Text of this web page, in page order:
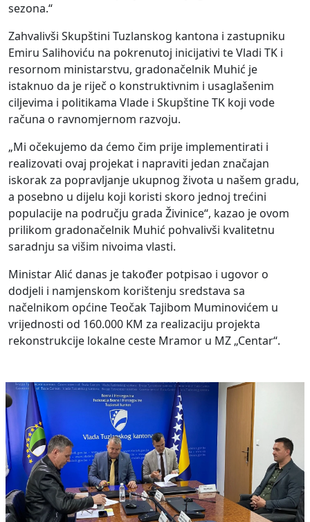
sezona.“
Zahvalivši Skupštini Tuzlanskog kantona i zastupniku
Emiru Salihoviću na pokrenutoj inicijativi te Vladi TK i
resornom ministarstvu, gradonačelnik Muhić je
istaknuo da je riječ o konstruktivnim i usaglašenim
ciljevima i politikama Vlade i Skupštine TK koji vode
računa o ravnomjernom razvoju.
„Mi očekujemo da ćemo čim prije implementirati i
realizovati ovaj projekat i napraviti jedan značajan
iskorak za popravljanje ukupnog života u našem gradu,
a posebno u dijelu koji koristi skoro jednoj trećini
populacije na području grada Živinice“, kazao je ovom
prilikom gradonačelnik Muhić pohvalivši kvalitetnu
saradnju sa višim nivoima vlasti.
Ministar Alić danas je također potpisao i ugovor o
dodjeli i namjenskom korištenju sredstava sa
načelnikom općine Teočak Tajibom Muminovićem u
vrijednosti od 160.000 KM za realizaciju projekta
rekonstrukcije lokalne ceste Mramor u MZ „Centar“.